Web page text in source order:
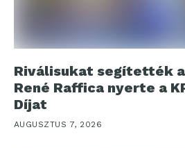
Riválisukat segítették a
René Raffica nyerte a
Díjat
AUGUSZTUS 7, 2026